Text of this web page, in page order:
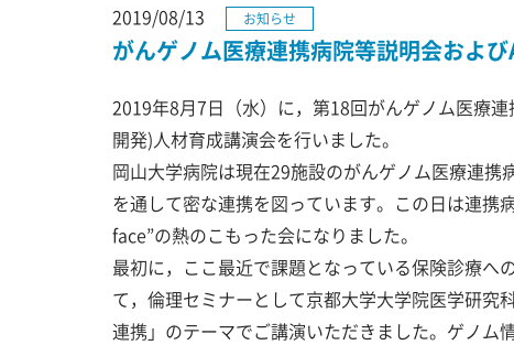
2019/08/13 お知らせ
がんゲノム医療連携病院等説明会およ
2019年8月7日（水）に，第18回がんゲノム医療
開発)人材育成講演会を行いました。
岡山大学病院は現在29施設のがんゲノム医療連
を通して密な連携を図っています。この日は連
face”の熱のこもった会になりました。
最初に，ここ最近で課題となっている保険診療へ
て，倫理セミナーとして京都大学大学院医学研究
連携」のテーマでご講演いただきました。ゲノム